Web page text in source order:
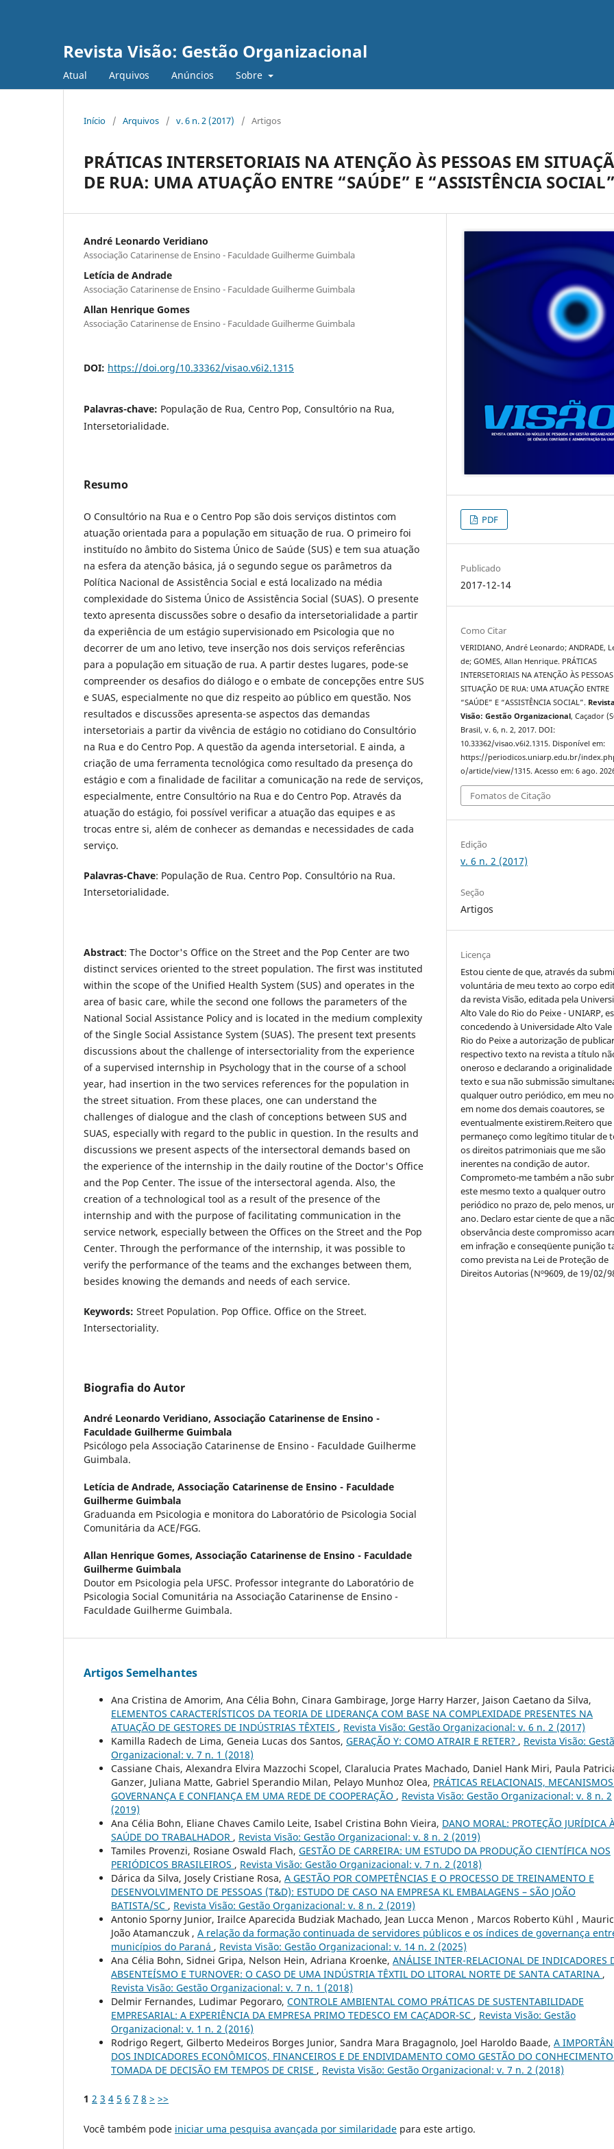
Revista Visão: Gestão Organizacional
Atual Arquivos Anúncios Sobre
Início / Arquivos / v. 6 n. 2 (2017) / Artigos
PRÁTICAS INTERSETORIAIS NA ATENÇÃO ÀS PESSOAS EM
DE RUA: UMA ATUAÇÃO ENTRE “SAÚDE” E “ASSISTÊNCIA SOCIAL”
André Leonardo Veridiano
Associação Catarinense de Ensino - Faculdade Guilherme Guimbala
Letícia de Andrade
Associação Catarinense de Ensino - Faculdade Guilherme Guimbala
Allan Henrique Gomes
Associação Catarinense de Ensino - Faculdade Guilherme Guimbala
DOI: https://doi.org/10.33362/visao.v6i2.1315
Palavras-chave: População de Rua, Centro Pop, Consultório na Rua,
Intersetorialidade.
Resumo
O Consultório na Rua e o Centro Pop são dois serviços distintos com
atuação orientada para a população em situação de rua. O primeiro foi
instituído no âmbito do Sistema Único de Saúde (SUS) e tem sua atuação
na esfera da atenção básica, já o segundo segue os parâmetros da
Política Nacional de Assistência Social e está localizado na média
complexidade do Sistema Único de Assistência Social (SUAS). O presente
texto apresenta discussões sobre o desafio da intersetorialidade a partir
da experiência de um estágio supervisionado em Psicologia que no
decorrer de um ano letivo, teve inserção nos dois serviços referências
para a população em situação de rua. A partir destes lugares, pode-se
compreender os desafios do diálogo e o embate de concepções entre SUS
e SUAS, especialmente no que diz respeito ao público em questão. Nos
resultados e discussões apresenta-se aspectos das demandas
intersetoriais a partir da vivência de estágio no cotidiano do Consultório
na Rua e do Centro Pop. A questão da agenda intersetorial. E ainda, a
criação de uma ferramenta tecnológica como resultado da presença do
estágio e com a finalidade de facilitar a comunicação na rede de serviços,
especialmente, entre Consultório na Rua e do Centro Pop. Através da
atuação do estágio, foi possível verificar a atuação das equipes e as
trocas entre si, além de conhecer as demandas e necessidades de cada
serviço.
Palavras-Chave: População de Rua. Centro Pop. Consultório na Rua.
Intersetorialidade.
Abstract: The Doctor's Office on the Street and the Pop Center are two
distinct services oriented to the street population. The first was instituted
within the scope of the Unified Health System (SUS) and operates in the
area of basic care, while the second one follows the parameters of the
National Social Assistance Policy and is located in the medium complexity
of the Single Social Assistance System (SUAS). The present text presents
discussions about the challenge of intersectoriality from the experience
of a supervised internship in Psychology that in the course of a school
year, had insertion in the two services references for the population in
the street situation. From these places, one can understand the
challenges of dialogue and the clash of conceptions between SUS and
SUAS, especially with regard to the public in question. In the results and
discussions we present aspects of the intersectoral demands based on
the experience of the internship in the daily routine of the Doctor's Office
and the Pop Center. The issue of the intersectoral agenda. Also, the
creation of a technological tool as a result of the presence of the
internship and with the purpose of facilitating communication in the
service network, especially between the Offices on the Street and the Pop
Center. Through the performance of the internship, it was possible to
verify the performance of the teams and the exchanges between them,
besides knowing the demands and needs of each service.
Keywords: Street Population. Pop Office. Office on the Street.
Intersectoriality.
Biografia do Autor
André Leonardo Veridiano, Associação Catarinense de Ensino -
Faculdade Guilherme Guimbala
Psicólogo pela Associação Catarinense de Ensino - Faculdade Guilherme
Guimbala.
Letícia de Andrade, Associação Catarinense de Ensino - Faculdade
Guilherme Guimbala
Graduanda em Psicologia e monitora do Laboratório de Psicologia Social
Comunitária da ACE/FGG.
Allan Henrique Gomes, Associação Catarinense de Ensino - Faculdade
Guilherme Guimbala
Doutor em Psicologia pela UFSC. Professor integrante do Laboratório de
Psicologia Social Comunitária na Associação Catarinense de Ensino -
Faculdade Guilherme Guimbala.
PDF
Publicado
2017-12-14
Como Citar
VERIDIANO, André Leonardo; ANDRADE,
de; GOMES, Allan Henrique. PRÁTICAS
INTERSETORIAIS NA ATENÇÃO ÀS
SITUAÇÃO DE RUA: UMA ATUAÇÃO ENTRE
“SAÚDE” E “ASSISTÊNCIA SOCIAL”. Revista
Visão: Gestão Organizacional, Caçador
Brasil, v. 6, n. 2, 2017. DOI:
10.33362/visao.v6i2.1315. Disponível em:
https://periodicos.uniarp.edu.br/
o/article/view/1315. Acesso em: 6 ago.
Fomatos de Citação
Edição
v. 6 n. 2 (2017)
Seção
Artigos
Licença
Estou ciente de que, através da
voluntária de meu texto ao corpo
da revista Visão, editada pela
Alto Vale do Rio do Peixe - UNIARP,
concedendo à Universidade Alto
Rio do Peixe a autorização de
respectivo texto na revista a título
oneroso e declarando a
texto e sua não submissão
qualquer outro periódico, em meu
em nome dos demais coautores, se
eventualmente existirem.Reitero que
permaneço como legítimo titular de
os direitos patrimoniais que me são
inerentes na condição de autor.
Comprometo-me também a não
este mesmo texto a qualquer outro
periódico no prazo de, pelo menos,
ano. Declaro estar ciente de que a
observância deste compromisso
em infração e conseqüente punição
como prevista na Lei de Proteção de
Direitos Autorias (Nº9609, de 19/02/
Artigos Semelhantes
Ana Cristina de Amorim, Ana Célia Bohn, Cinara Gambirage, Jorge Harry Harzer, Jaison Caetano da Silva,
ELEMENTOS CARACTERÍSTICOS DA TEORIA DE LIDERANÇA COM BASE NA COMPLEXIDADE PRESENTES NA
ATUAÇÃO DE GESTORES DE INDÚSTRIAS TÊXTEIS , Revista Visão: Gestão Organizacional: v. 6 n. 2 (2017)
Kamilla Radech de Lima, Geneia Lucas dos Santos, GERAÇÃO Y: COMO ATRAIR E RETER? , Revista Visão:
Organizacional: v. 7 n. 1 (2018)
Cassiane Chais, Alexandra Elvira Mazzochi Scopel, Claralucia Prates Machado, Daniel Hank Miri, Paula
Ganzer, Juliana Matte, Gabriel Sperandio Milan, Pelayo Munhoz Olea, PRÁTICAS RELACIONAIS,
GOVERNANÇA E CONFIANÇA EM UMA REDE DE COOPERAÇÃO , Revista Visão: Gestão Organizacional: v. 8 n. 2
(2019)
Ana Célia Bohn, Eliane Chaves Camilo Leite, Isabel Cristina Bohn Vieira, DANO MORAL: PROTEÇÃO JURÍDICA
SAÚDE DO TRABALHADOR , Revista Visão: Gestão Organizacional: v. 8 n. 2 (2019)
Tamiles Provenzi, Rosiane Oswald Flach, GESTÃO DE CARREIRA: UM ESTUDO DA PRODUÇÃO CIENTÍFICA NOS
PERIÓDICOS BRASILEIROS , Revista Visão: Gestão Organizacional: v. 7 n. 2 (2018)
Dárica da Silva, Josely Cristiane Rosa, A GESTÃO POR COMPETÊNCIAS E O PROCESSO DE TREINAMENTO E
DESENVOLVIMENTO DE PESSOAS (T&D): ESTUDO DE CASO NA EMPRESA KL EMBALAGENS – SÃO JOÃO
BATISTA/SC , Revista Visão: Gestão Organizacional: v. 8 n. 2 (2019)
Antonio Sporny Junior, Irailce Aparecida Budziak Machado, Jean Lucca Menon , Marcos Roberto Kühl ,
João Atamanczuk , A relação da formação continuada de servidores públicos e os índices de governança
municípios do Paraná , Revista Visão: Gestão Organizacional: v. 14 n. 2 (2025)
Ana Célia Bohn, Sidnei Gripa, Nelson Hein, Adriana Kroenke, ANÁLISE INTER-RELACIONAL DE INDICADORES
ABSENTEÍSMO E TURNOVER: O CASO DE UMA INDÚSTRIA TÊXTIL DO LITORAL NORTE DE SANTA CATARINA ,
Revista Visão: Gestão Organizacional: v. 7 n. 1 (2018)
Delmir Fernandes, Ludimar Pegoraro, CONTROLE AMBIENTAL COMO PRÁTICAS DE SUSTENTABILIDADE
EMPRESARIAL: A EXPERIÊNCIA DA EMPRESA PRIMO TEDESCO EM CAÇADOR-SC , Revista Visão: Gestão
Organizacional: v. 1 n. 2 (2016)
Rodrigo Regert, Gilberto Medeiros Borges Junior, Sandra Mara Bragagnolo, Joel Haroldo Baade, A
DOS INDICADORES ECONÔMICOS, FINANCEIROS E DE ENDIVIDAMENTO COMO GESTÃO DO
TOMADA DE DECISÃO EM TEMPOS DE CRISE , Revista Visão: Gestão Organizacional: v. 7 n. 2 (2018)
1 2 3 4 5 6 7 8 > >>
Você também pode iniciar uma pesquisa avançada por similaridade para este artigo.